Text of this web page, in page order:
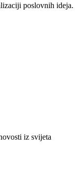
poslovnih ideja.
iz svijeta